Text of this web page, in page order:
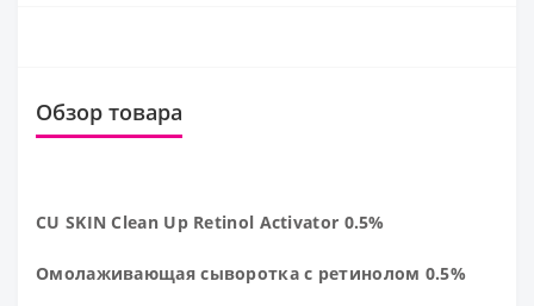
Обзор товара
CU SKIN Clean Up Retinol Activator 0.5%
Омолаживающая сыворотка с ретинолом 0.5%